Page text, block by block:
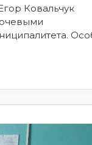
Ковальчук